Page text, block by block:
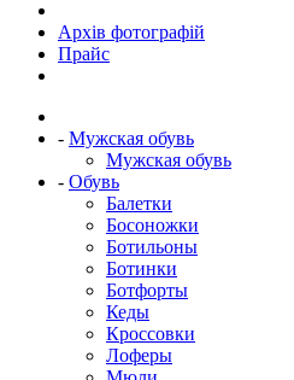
Архів фотографій
Прайс
- Мужская обувь
Мужская обувь
- Обувь
Балетки
Босоножки
Ботильоны
Ботинки
Ботфорты
Кеды
Кроссовки
Лоферы